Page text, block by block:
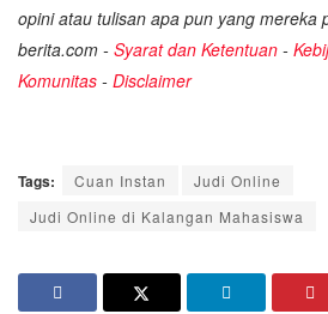
opini atau tulisan apa pun yang mereka
berita.com - Syarat dan Ketentuan -
Komunitas - Disclaimer
Tags: Cuan Instan
Judi Online
Judi Online di Kalangan Mahasiswa